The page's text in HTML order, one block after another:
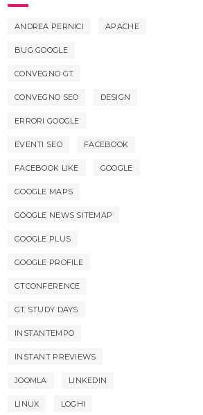
ANDREA PERNICI APACHE
BUG GOOGLE
CONVEGNO GT
CONVEGNO SEO DESIGN
ERRORI GOOGLE
EVENTI SEO FACEBOOK
FACEBOOK LIKE GOOGLE
GOOGLE MAPS
GOOGLE NEWS SITEMAP
GOOGLE PLUS
GOOGLE PROFILE
GTCONFERENCE
GT STUDY DAYS
INSTANTEMPO
INSTANT PREVIEWS
JOOMLA LINKEDIN
LINUX LOGHI